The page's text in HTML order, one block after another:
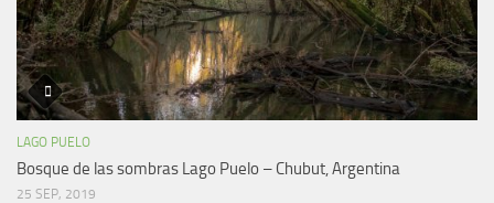
LAGO PUELO
Bosque de las sombras Lago Puelo – Chubut, Argentina
25 SEP, 2019